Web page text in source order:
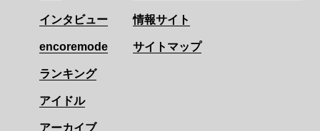
インタビュー
encoremode
ランキング
アイドル
アーカイブ
情報サイト
サイトマップ